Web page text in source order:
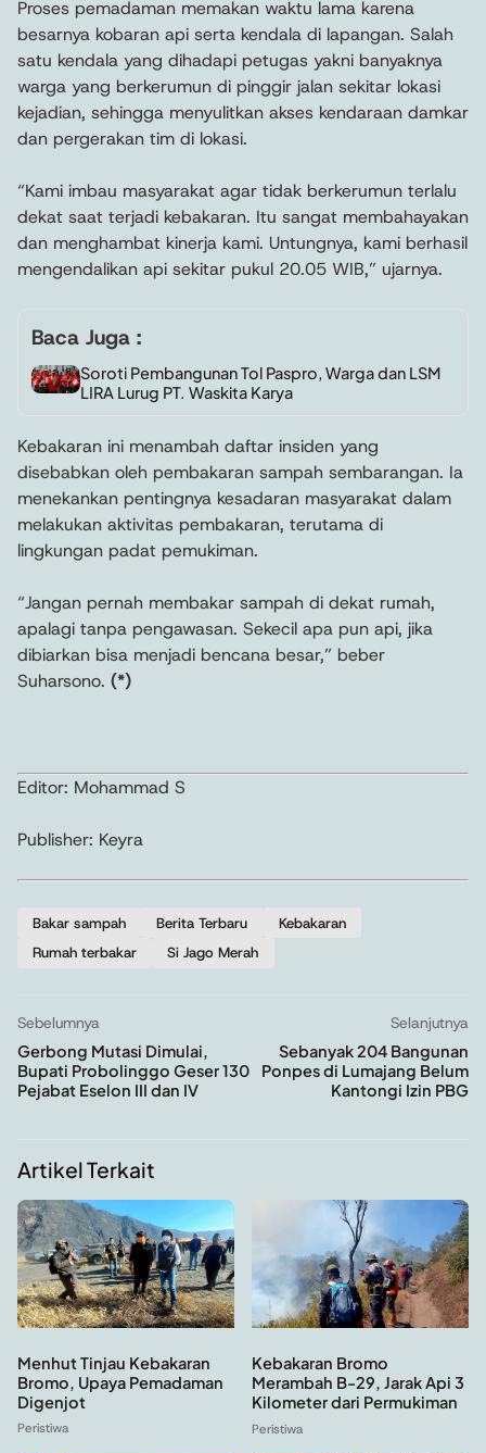
Proses pemadaman memakan waktu lama karena
besarnya kobaran api serta kendala di lapangan. Salah
satu kendala yang dihadapi petugas yakni banyaknya
warga yang berkerumun di pinggir jalan sekitar lokasi
kejadian, sehingga menyulitkan akses kendaraan damkar
dan pergerakan tim di lokasi.
“Kami imbau masyarakat agar tidak berkerumun terlalu
dekat saat terjadi kebakaran. Itu sangat membahayakan
dan menghambat kinerja kami. Untungnya, kami berhasil
mengendalikan api sekitar pukul 20.05 WIB,” ujarnya.
Baca Juga :
Soroti Pembangunan Tol Paspro, Warga dan LSM
LIRA Lurug PT. Waskita Karya
Kebakaran ini menambah daftar insiden yang
disebabkan oleh pembakaran sampah sembarangan. Ia
menekankan pentingnya kesadaran masyarakat dalam
melakukan aktivitas pembakaran, terutama di
lingkungan padat pemukiman.
“Jangan pernah membakar sampah di dekat rumah,
apalagi tanpa pengawasan. Sekecil apa pun api, jika
dibiarkan bisa menjadi bencana besar,” beber
Suharsono. (*)
Editor: Mohammad S
Publisher: Keyra
Bakar sampah Berita Terbaru
Kebakaran
Rumah terbakar
Si Jago Merah
Sebelumnya
Gerbong Mutasi Dimulai,
Bupati Probolinggo Geser 130
Pejabat Eselon III dan IV
Selanjutnya
Sebanyak 204 Bangunan
Ponpes di Lumajang Belum
Kantongi Izin PBG
Artikel Terkait
Menhut Tinjau Kebakaran
Bromo, Upaya Pemadaman
Digenjot
Peristiwa
Kebakaran Bromo
Merambah B-29, Jarak Api 3
Kilometer dari Permukiman
Peristiwa